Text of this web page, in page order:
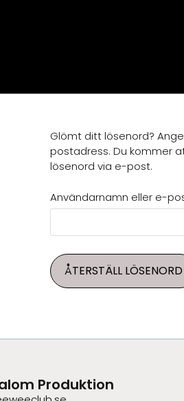
Glömt ditt lösenord?
postadress. Du kommer
lösenord via e-post.
Användarnamn eller e-
ÅTERSTÄLL LÖSENORD
Produktion